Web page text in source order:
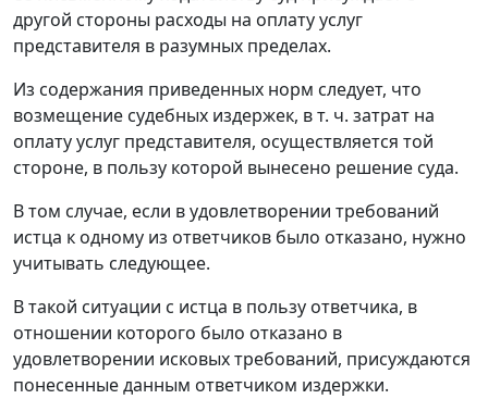
другой стороны расходы на оплату услуг
представителя в разумных пределах.
Из содержания приведенных норм следует, что
возмещение судебных издержек, в т. ч. затрат на
оплату услуг представителя, осуществляется той
стороне, в пользу которой вынесено решение суда.
В том случае, если в удовлетворении требований
истца к одному из ответчиков было отказано, нужно
учитывать следующее.
В такой ситуации с истца в пользу ответчика, в
отношении которого было отказано в
удовлетворении исковых требований, присуждаются
понесенные данным ответчиком издержки.